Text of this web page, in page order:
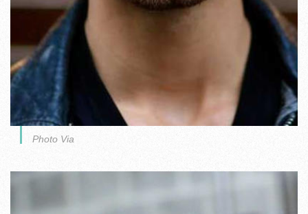
Photo Via